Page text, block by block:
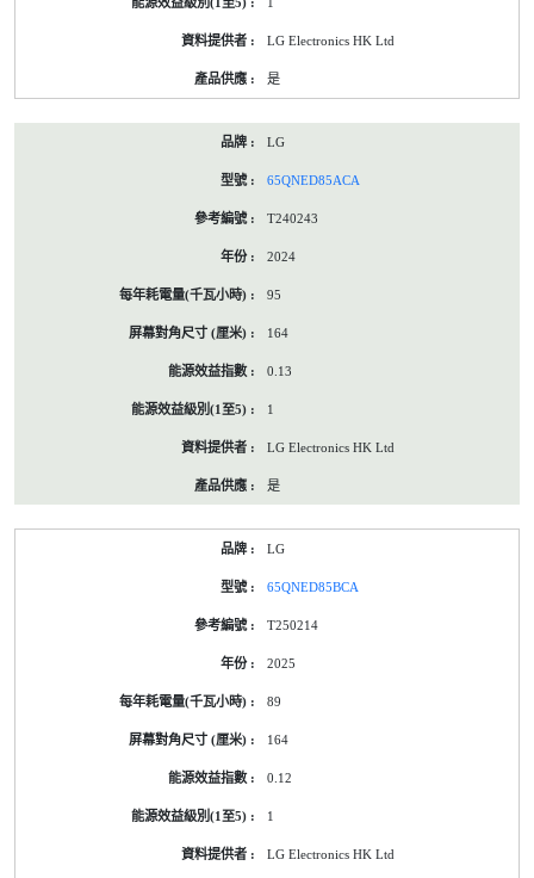
LG Electronics HK Ltd
是
LG
65QNED85ACA
T240243
2024
95
164
0.13
1
LG Electronics HK Ltd
是
LG
65QNED85BCA
T250214
2025
89
164
0.12
1
LG Electronics HK Ltd